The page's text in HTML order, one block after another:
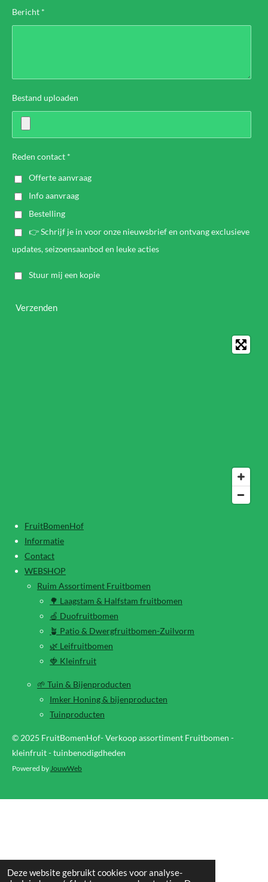
Deze website gebruikt cookies voor analyse-
Bericht *
Bestand uploaden
Reden contact *
Offerte aanvraag
Info aanvraag
Bestelling
👉 Schrijf je in voor onze nieuwsbrief en ontvang exclusieve
updates, seizoensaanbod en leuke acties
Stuur mij een kopie
Verzenden
FruitBomenHof
Informatie
Contact
WEBSHOP
Ruim Assortiment Fruitbomen
🌳 Laagstam & Halfstam fruitbomen
🍏 Duofruitbomen
🪴 Patio & Dwergfruitbomen-Zuilvorm
🌿 Leifruitbomen
🍓 Kleinfruit
🌱 Tuin & Bijenproducten
Imker Honing & bijenproducten
Tuinproducten
© 2025 FruitBomenHof- Verkoop assortiment Fruitbomen -
kleinfruit - tuinbenodigdheden
Powered by JouwWeb